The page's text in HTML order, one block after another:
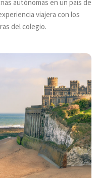
autónomas en un país de
viajera con los
del colegio.